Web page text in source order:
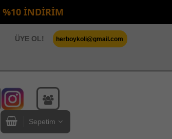
%10 İNDİRİM
ÜYE OL! herboykoli@gmail.com
Sepetim